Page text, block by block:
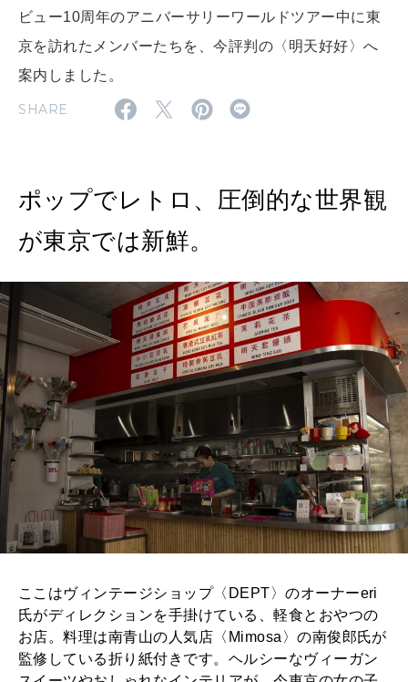
MAGAZINE
特集
2026年9月号「北海道 おいしく遊ぶ、夏のご褒美旅。」
2026年8月号『お茶の時間です。』
2026年6月号「大銀座 トレンドが生まれる 新しい一流店へ。」
2026年5月号「“大好き”に出会いに。韓国」
2026年4月号「未来をつくる、学びの教科書。」
2026年3月号「スイーツ予想図 2026」
2026年2月号「良運を掴む 新・開運術。」
2026年1月号「猫がいれば、幸せ」
2025年12月号「お酒の新常識。」
FOLLOW US!
ビュー10周年のアニバーサリーワールドツアー中に東
京を訪れたメンバーたちを、今評判の〈明天好好〉へ
案内しました。
SHARE
ポップでレトロ、圧倒的な世界観
が東京では新鮮。
ここはヴィンテージショップ〈DEPT〉のオーナーeri
氏がディレクションを手掛けている、軽食とおやつの
お店。料理は南青山の人気店〈Mimosa〉の南俊郎氏が
監修している折り紙付きです。ヘルシーなヴィーガン